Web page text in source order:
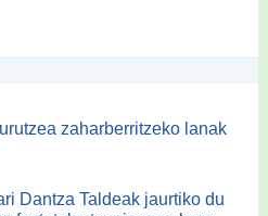
zaharberritzeko lanak
Dantza Taldeak jaurtiko du